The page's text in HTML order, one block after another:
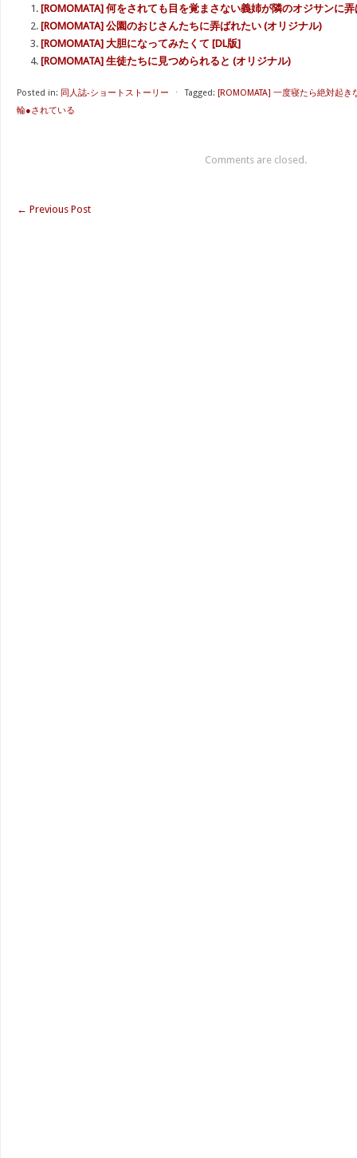
[ROMOMATA] 何をされても目を覚まさない義姉が隣のオジサンに
[ROMOMATA] 公園のおじさんたちに弄ばれたい (オリジナル)
[ROMOMATA] 大胆になってみたくて [DL版]
[ROMOMATA] 生徒たちに見つめられると (オリジナル)
Posted in: 同人誌-ショートストーリー ⋅ Tagged: [ROMOMATA] 一度寝たら絶対起
輪●されている
Comments are closed.
← Previous Post